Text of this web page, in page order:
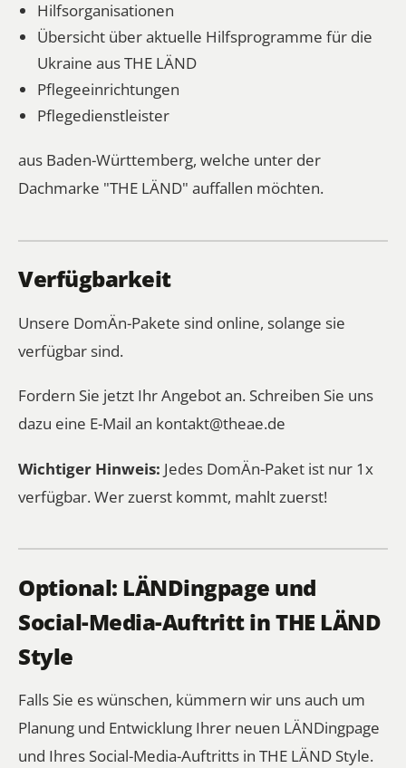
Hilfsorganisationen
Übersicht über aktuelle Hilfsprogramme für die
Ukraine aus THE LÄND
Pflegeeinrichtungen
Pflegedienstleister
aus Baden-Württemberg, welche unter der
Dachmarke "THE LÄND" auffallen möchten.
Verfügbarkeit
Unsere DomÄn-Pakete sind online, solange sie
verfügbar sind.
Fordern Sie jetzt Ihr Angebot an. Schreiben Sie uns
dazu eine E-Mail an kontakt@theae.de
Wichtiger Hinweis: Jedes DomÄn-Paket ist nur 1x
verfügbar. Wer zuerst kommt, mahlt zuerst!
Optional: LÄNDingpage und
Social-Media-Auftritt in THE LÄND
Style
Falls Sie es wünschen, kümmern wir uns auch um
Planung und Entwicklung Ihrer neuen LÄNDingpage
und Ihres Social-Media-Auftritts in THE LÄND Style.